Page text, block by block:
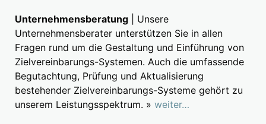
Unternehmensberatung | Unsere
Unternehmensberater unterstützen Sie in allen
Fragen rund um die Gestaltung und Einführung von
Zielvereinbarungs-Systemen. Auch die umfassende
Begutachtung, Prüfung und Aktualisierung
bestehender Zielvereinbarungs-Systeme gehört zu
unserem Leistungsspektrum. » weiter…